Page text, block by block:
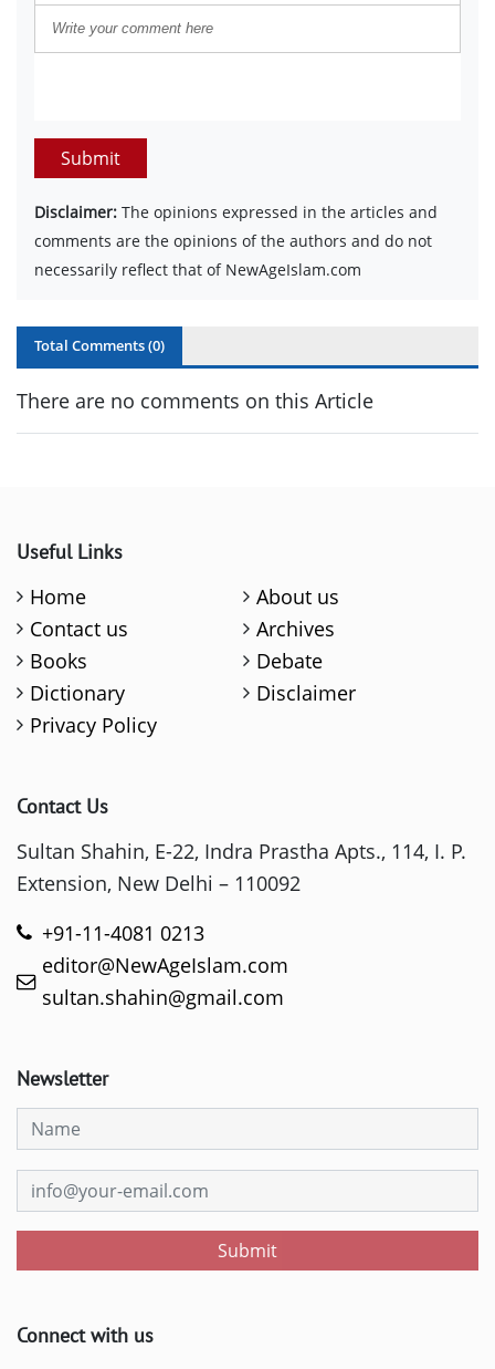
Submit
Disclaimer: The opinions expressed in the articles and
comments are the opinions of the authors and do not
necessarily reflect that of NewAgeIslam.com
Total Comments (0)
There are no comments on this Article
Useful Links
Home
About us
Contact us
Archives
Books
Debate
Dictionary
Disclaimer
Privacy Policy
Contact Us
Sultan Shahin, E-22, Indra Prastha Apts., 114, I. P.
Extension, New Delhi – 110092
+91-11-4081 0213
editor@NewAgeIslam.com
sultan.shahin@gmail.com
Newsletter
Submit
Connect with us